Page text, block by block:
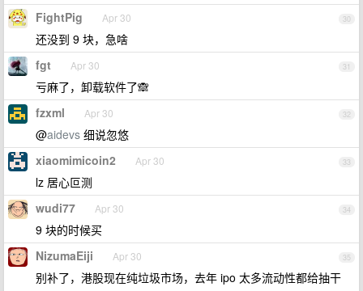
30
FightPig Apr 30
还没到 9 块，急啥
31
fgt Apr 30
亏麻了，卸载软件了🙈
32
fzxml Apr 30
@aidevs 细说忽悠
33
xiaomimicoin2 Apr 30
lz 居心叵测
34
wudi77 Apr 30
9 块的时候买
35
NizumaEiji Apr 30
别补了，港股现在纯垃圾市场，去年 ipo 太多流动性都给抽干